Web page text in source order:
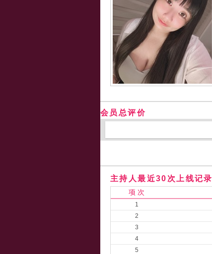
会员总评价
主持人最近30次上线记录
项 次
1
2
3
4
5